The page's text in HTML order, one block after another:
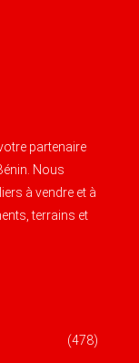
partenaire
Nous
à vendre et à
terrains et
(478)